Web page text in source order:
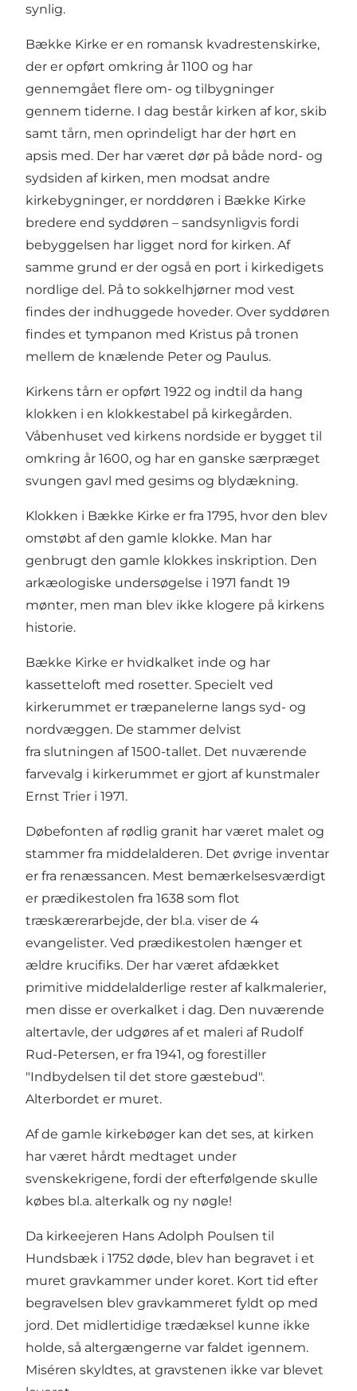
synlig.
Bække Kirke er en romansk kvadrestenskirke,
der er opført omkring år 1100 og har
gennemgået flere om- og tilbygninger
gennem tiderne. I dag består kirken af kor, skib
samt tårn, men oprindeligt har der hørt en
apsis med. Der har været dør på både nord- og
sydsiden af kirken, men modsat andre
kirkebygninger, er norddøren i Bække Kirke
bredere end syddøren – sandsynligvis fordi
bebyggelsen har ligget nord for kirken. Af
samme grund er der også en port i kirkedigets
nordlige del. På to sokkelhjørner mod vest
findes der indhuggede hoveder. Over syddøren
findes et tympanon med Kristus på tronen
mellem de knælende Peter og Paulus.
Kirkens tårn er opført 1922 og indtil da hang
klokken i en klokkestabel på kirkegården.
Våbenhuset ved kirkens nordside er bygget til
omkring år 1600, og har en ganske særpræget
svungen gavl med gesims og blydækning.
Klokken i Bække Kirke er fra 1795, hvor den blev
omstøbt af den gamle klokke. Man har
genbrugt den gamle klokkes inskription. Den
arkæologiske undersøgelse i 1971 fandt 19
mønter, men man blev ikke klogere på kirkens
historie.
Bække Kirke er hvidkalket inde og har
kassetteloft med rosetter. Specielt ved
kirkerummet er træpanelerne langs syd- og
nordvæggen. De stammer delvist
fra slutningen af 1500-tallet. Det nuværende
farvevalg i kirkerummet er gjort af kunstmaler
Ernst Trier i 1971.
Døbefonten af rødlig granit har været malet og
stammer fra middelalderen. Det øvrige inventar
er fra renæssancen. Mest bemærkelsesværdigt
er prædikestolen fra 1638 som flot
træskærerarbejde, der bl.a. viser de 4
evangelister. Ved prædikestolen hænger et
ældre krucifiks. Der har været afdækket
primitive middelalderlige rester af kalkmalerier,
men disse er overkalket i dag. Den nuværende
altertavle, der udgøres af et maleri af Rudolf
Rud-Petersen, er fra 1941, og forestiller
"Indbydelsen til det store gæstebud".
Alterbordet er muret.
Af de gamle kirkebøger kan det ses, at kirken
har været hårdt medtaget under
svenskekrigene, fordi der efterfølgende skulle
købes bl.a. alterkalk og ny nøgle!
Da kirkeejeren Hans Adolph Poulsen til
Hundsbæk i 1752 døde, blev han begravet i et
muret gravkammer under koret. Kort tid efter
begravelsen blev gravkammeret fyldt op med
jord. Det midlertidige trædæksel kunne ikke
holde, så altergængerne var faldet igennem.
Miséren skyldtes, at gravstenen ikke var blevet